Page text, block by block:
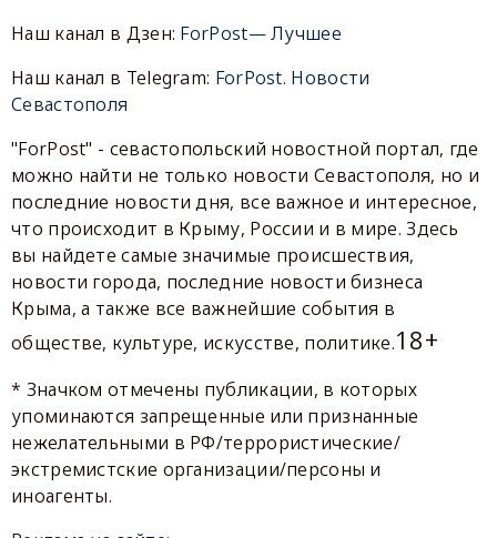
Наш канал в Дзен: ForPost— Лучшее
Наш канал в Telegram: ForPost. Новости
Севастополя
"ForPost" - севастопольский новостной портал, где
можно найти не только новости Севастополя, но и
последние новости дня, все важное и интересное,
что происходит в Крыму, России и в мире. Здесь
вы найдете самые значимые происшествия,
новости города, последние новости бизнеса
Крыма, а также все важнейшие события в
обществе, культуре, искусстве, политике.18+
* Значком отмечены публикации, в которых
упоминаются запрещенные или признанные
нежелательными в РФ/террористические/
экстремистские организации/персоны и
иноагенты.